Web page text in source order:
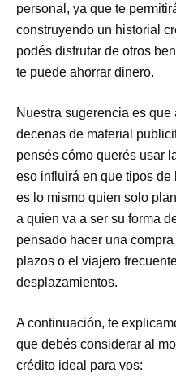
personal, ya que te
construyendo un historial
podés disfrutar de otros
te puede ahorrar dinero.
Nuestra sugerencia es
decenas de material
pensés cómo querés usar
eso influirá en que tipos
es lo mismo quien solo
a quien va a ser su forma
pensado hacer una
plazos o el viajero
desplazamientos.
A continuación, te
que debés considerar al
crédito ideal para vos: